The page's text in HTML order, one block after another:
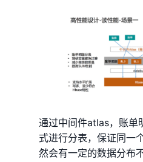
通过中间件atlas，账单
式进行分表，保证同一
然会有一定的数据分布